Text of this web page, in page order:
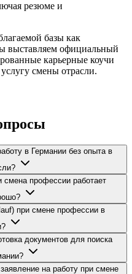
резюме и
базы как
выставляем официальный
карьерные коучи
смены отрасли.
в Германии без опыта в
смена профессии работает
при смене профессии в
документов для поиска
на работу при смене